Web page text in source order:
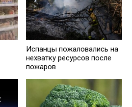
Испанцы пожаловались на
нехватку ресурсов после
пожаров